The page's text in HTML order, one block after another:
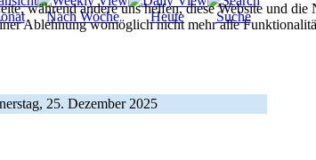
Nach Woche Heute Suche
25. Dezember 2025
während andere uns helfen, diese Website und
Ablehnung womöglich nicht mehr alle